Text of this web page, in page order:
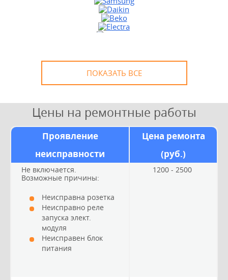
Выезд и диагностика
БЕСПЛАТНО *
* в случае ремонта
ПОКАЗАТЬ ВСЕ
Цены на ремонтные работы
Проявление
неисправности
Цена ремонта
(руб.)
Не включается.
Возможные причины:
Неисправна розетка
Неисправно реле
запуска элект.
модуля
Неисправен блок
питания
1200 - 2500